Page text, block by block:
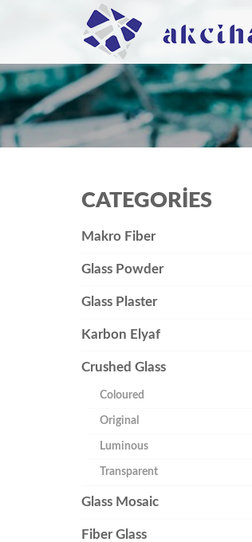
CATEGORIES
Makro Fiber
Glass Powder
Glass Plaster
Karbon Elyaf
Crushed Glass
Coloured
Original
Luminous
Transparent
Glass Mosaic
Fiber Glass